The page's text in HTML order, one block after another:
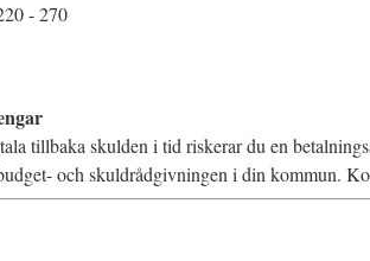
- 270
tillbaka skulden i tid riskerar du en
och skuldrådgivningen i din kommun.